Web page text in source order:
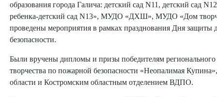
образования города Галича: детский сад N11, детский сад
ребенка-детский сад N13», МУДО «ДХШ», МУДО «Дом
проведены мероприятия в рамках празднования Дня
безопасности.
Были вручены дипломы и призы победителям регионального
творчества по пожарной безопасности «Неопалимая
области и Костромским областным отделением ВДПО.